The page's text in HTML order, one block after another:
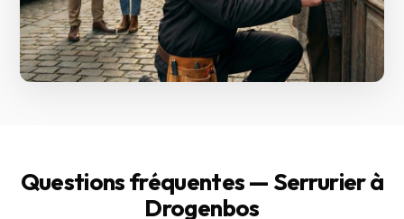
Questions fréquentes — Serrurier à
Drogenbos